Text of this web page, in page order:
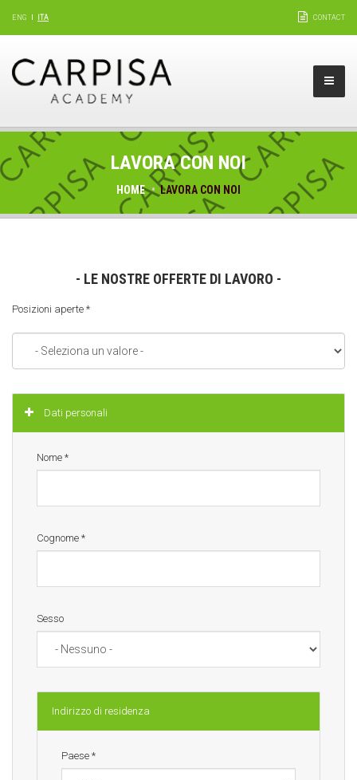
ENG ITA CONTACT
LAVORA CON NOI
HOME LAVORA CON NOI
- LE NOSTRE OFFERTE DI LAVORO -
Posizioni aperte *
Nascondi
Dati personali
Nome *
Cognome *
Sesso
Indirizzo di residenza
Paese *